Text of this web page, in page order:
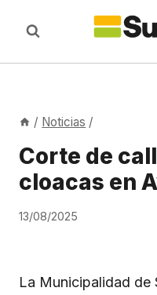
/ Noticias /
Corte de
cloacas en
13/08/2025
La Municipalidad de